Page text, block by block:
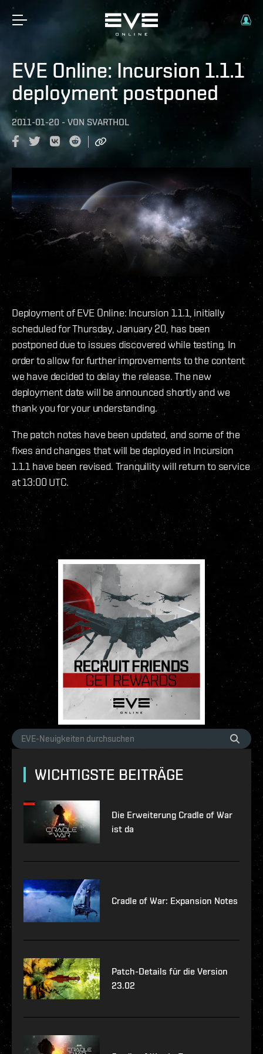
EVE Online: Incursion 1.1.1
deployment postponed
2011-01-20 - VON SVARTHOL
Deployment of EVE Online: Incursion 1.1.1, initially
scheduled for Thursday, January 20, has been
postponed due to issues discovered while testing. In
order to allow for further improvements to the content
we have decided to delay the release. The new
deployment date will be announced shortly and we
thank you for your understanding.
The patch notes have been updated, and some of the
fixes and changes that will be deployed in Incursion
1.1.1 have been revised. Tranquility will return to service
at 13:00 UTC.
WICHTIGSTE BEITRÄGE
Die Erweiterung Cradle of War
ist da
Cradle of War: Expansion Notes
Patch-Details für die Version
23.02